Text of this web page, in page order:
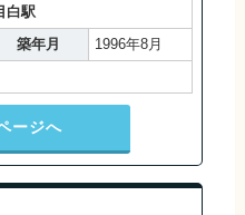
白駅
築年月
1996年8月
ージへ